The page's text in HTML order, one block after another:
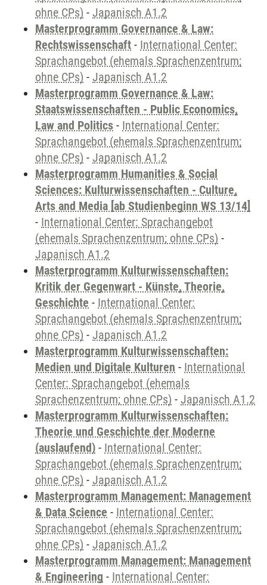
ohne CPs) - Japanisch A1.2
Masterprogramm Governance & Law:
Rechtswissenschaft - International Center:
Sprachangebot (ehemals Sprachenzentrum;
ohne CPs) - Japanisch A1.2
Masterprogramm Governance & Law:
Staatswissenschaften - Public Economics,
Law and Politics - International Center:
Sprachangebot (ehemals Sprachenzentrum;
ohne CPs) - Japanisch A1.2
Masterprogramm Humanities & Social
Sciences: Kulturwissenschaften - Culture,
Arts and Media [ab Studienbeginn WS 13/14]
- International Center: Sprachangebot
(ehemals Sprachenzentrum; ohne CPs) -
Japanisch A1.2
Masterprogramm Kulturwissenschaften:
Kritik der Gegenwart - Künste, Theorie,
Geschichte - International Center:
Sprachangebot (ehemals Sprachenzentrum;
ohne CPs) - Japanisch A1.2
Masterprogramm Kulturwissenschaften:
Medien und Digitale Kulturen - International
Center: Sprachangebot (ehemals
Sprachenzentrum; ohne CPs) - Japanisch A1.2
Masterprogramm Kulturwissenschaften:
Theorie und Geschichte der Moderne
(auslaufend) - International Center:
Sprachangebot (ehemals Sprachenzentrum;
ohne CPs) - Japanisch A1.2
Masterprogramm Management: Management
& Data Science - International Center:
Sprachangebot (ehemals Sprachenzentrum;
ohne CPs) - Japanisch A1.2
Masterprogramm Management: Management
& Engineering - International Center: